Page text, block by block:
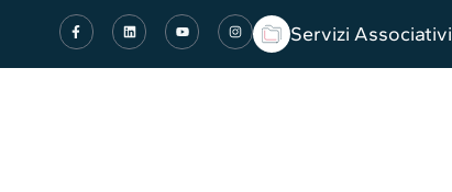
Servizi Associativi